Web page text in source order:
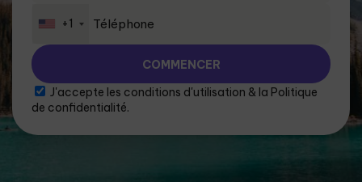
+1
J'accepte les conditions d'utilisation & la Politique
de confidentialité.